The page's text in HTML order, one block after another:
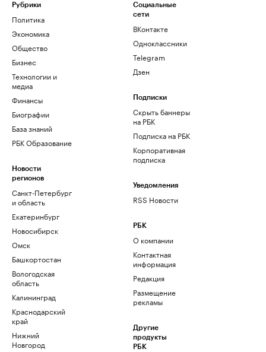
Рубрики
Политика
Экономика
Общество
Бизнес
Технологии и
медиа
Финансы
Биографии
База знаний
РБК Образование
Новости
регионов
Санкт-Петербург
и область
Екатеринбург
Новосибирск
Омск
Башкортостан
Вологодская
область
Калининград
Краснодарский
край
Нижний
Новгород
Социальные
сети
ВКонтакте
Одноклассники
Telegram
Дзен
Подписки
Скрыть баннеры
на РБК
Подписка на РБК
Корпоративная
подписка
Уведомления
RSS Новости
РБК
О компании
Контактная
информация
Редакция
Размещение
рекламы
Другие
продукты
РБК